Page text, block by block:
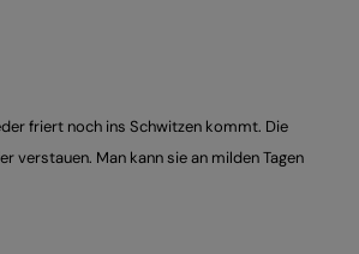
friert noch ins Schwitzen kommt. Die
verstauen. Man kann sie an milden Tagen